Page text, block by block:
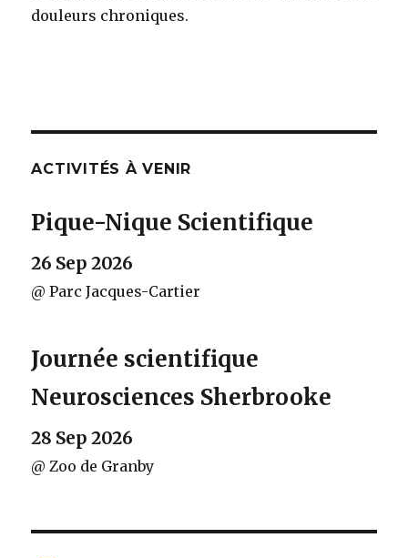
douleurs chroniques.
ACTIVITÉS À VENIR
Pique-Nique Scientifique
26 Sep 2026
@ Parc Jacques-Cartier
Journée scientifique
Neurosciences Sherbrooke
28 Sep 2026
@ Zoo de Granby